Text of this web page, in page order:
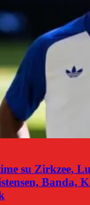
su Zirkzee,
Banda,